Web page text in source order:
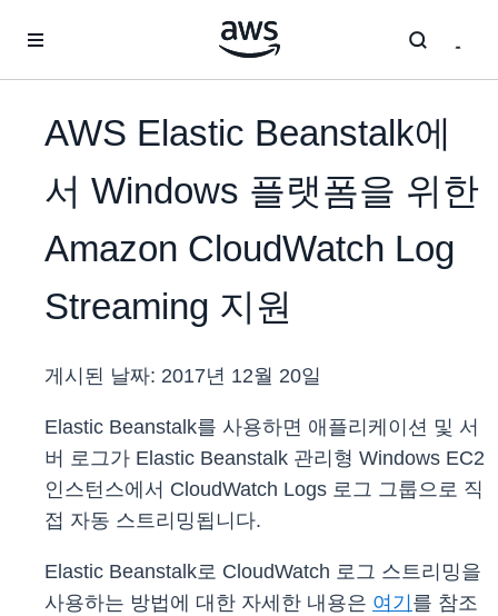
AWS Elastic Beanstalk에
서 Windows 플랫폼을 위한
Amazon CloudWatch Log
Streaming 지원
게시된 날짜: 2017년 12월 20일
Elastic Beanstalk를 사용하면 애플리케이션 및 서
버 로그가 Elastic Beanstalk 관리형 Windows EC2
인스턴스에서 CloudWatch Logs 로그 그룹으로 직
접 자동 스트리밍됩니다.
Elastic Beanstalk로 CloudWatch 로그 스트리밍을
사용하는 방법에 대한 자세한 내용은 여기 를 참조